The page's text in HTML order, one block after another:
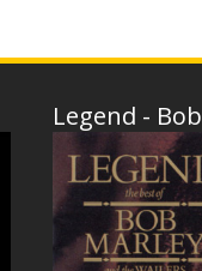
Legend -